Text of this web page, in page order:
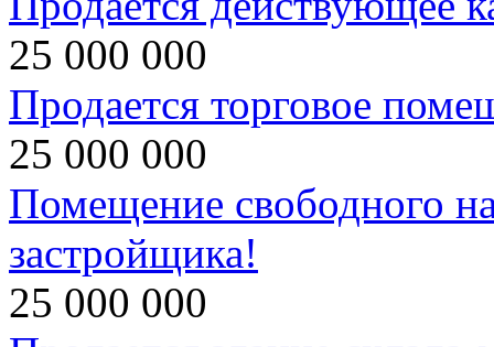
25 000 000
Продается торговое
25 000 000
Помещение свободного
застройщика!
25 000 000